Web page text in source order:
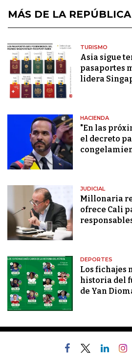
MÁS DE LA REPÚBLICA
TURISMO
Asia sigue
pasaportes
lidera
HACIENDA
"En las
el decreto
JUDICIAL
Millonaria
ofrece Cali
DEPORTES
Los fichajes
historia del
de Yan